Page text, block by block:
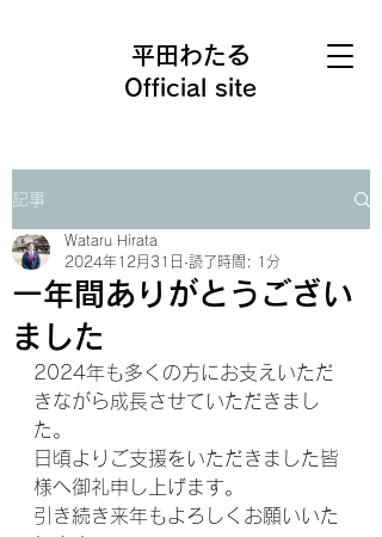
平田わたる
Official site
記事
一年間ありがとうござい
ました
Wataru Hirata
2024年12月31日 読了時間: 1分
2024年も多くの方にお支えいただ
きながら成長させていただきまし
た。
日頃よりご支援をいただきました皆
様へ御礼申し上げます。
引き続き来年もよろしくお願いいた